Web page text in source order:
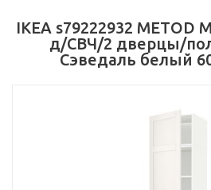
IKEA s79222932
д/СВЧ/2 дверцы/
Сэведаль белый